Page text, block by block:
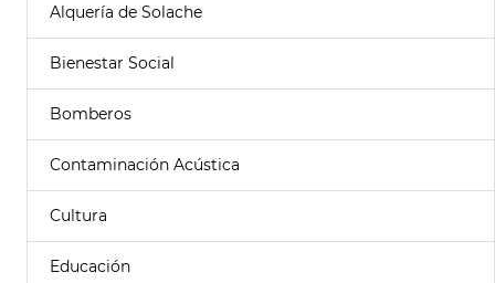
Alquería de Solache
Bienestar Social
Bomberos
Contaminación Acústica
Cultura
Educación